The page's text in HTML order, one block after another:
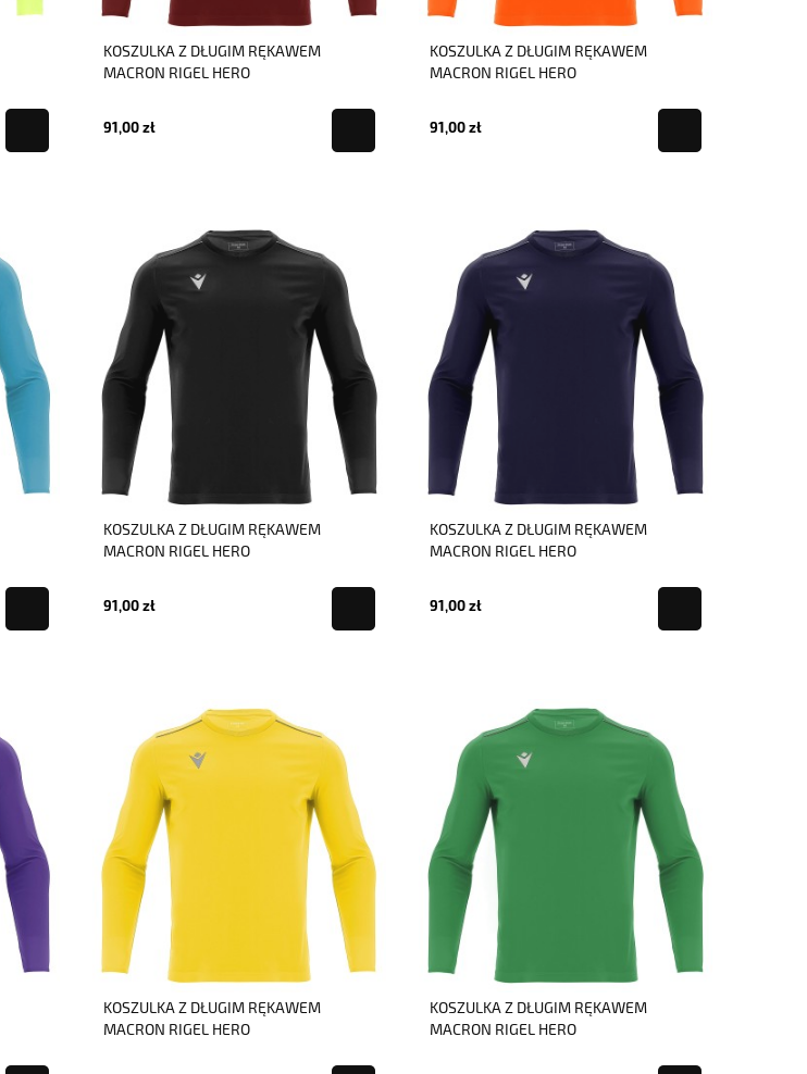
KOSZULKA Z DŁUGIM RĘKAWEM
MACRON RIGEL HERO
91,00 zł
KOSZULKA Z DŁUGIM RĘKAWEM
MACRON RIGEL HERO
91,00 zł
KOSZULKA Z DŁUGIM RĘKAWEM
MACRON RIGEL HERO
91,00 zł
KOSZULKA Z DŁUGIM RĘKAWEM
MACRON RIGEL HERO
91,00 zł
KOSZULKA Z DŁUGIM RĘKAWEM
MACRON RIGEL HERO
KOSZULKA Z DŁUGIM RĘKAWEM
MACRON RIGEL HERO